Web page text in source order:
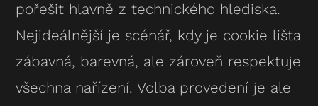
pořešit hlavně z technického hlediska.
Nejideálnější je scénář, kdy je cookie lišta
zábavná, barevná, ale zároveň respektuje
všechna nařízení. Volba provedení je ale